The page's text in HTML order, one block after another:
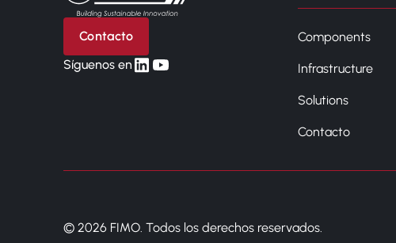
Contacto
Síguenos en linkedin
yt
Components
Infrastructure
Solutions
Contacto
© 2026 FIMO. Todos los derechos reservados.